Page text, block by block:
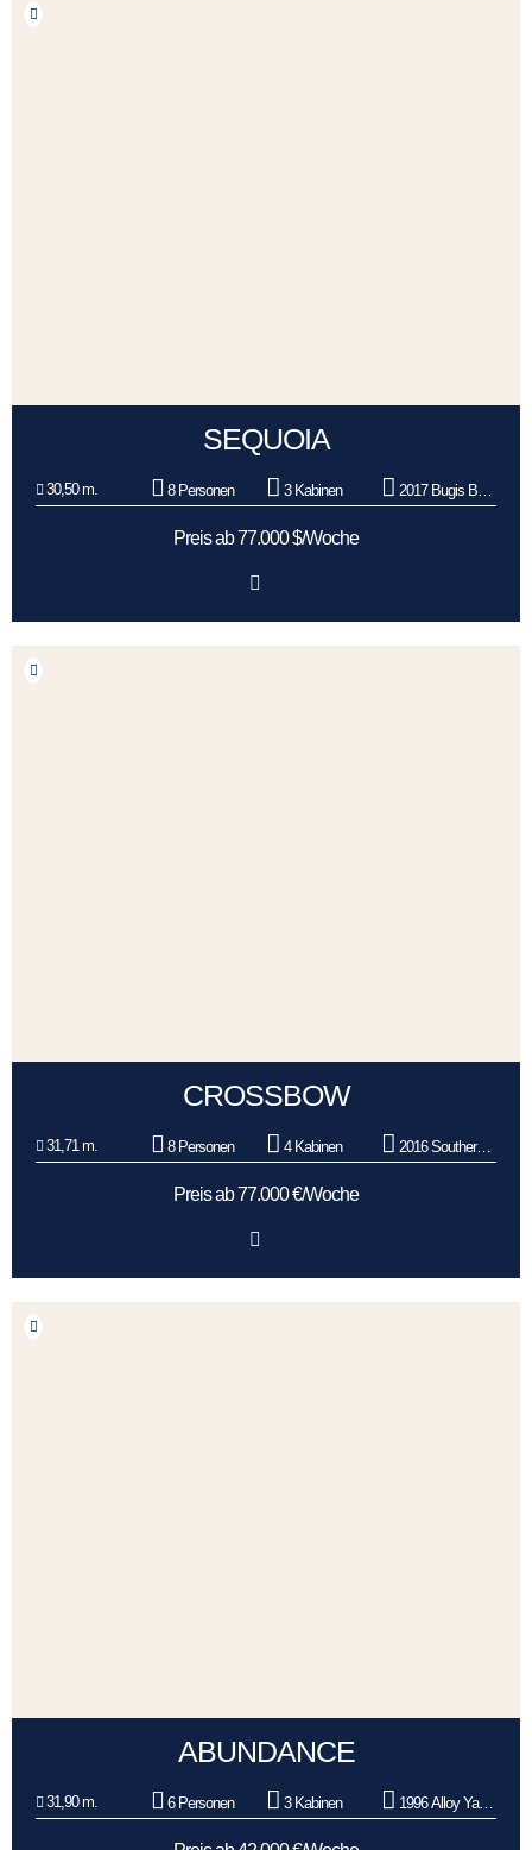
SEQUOIA
30,50 m. 8 Personen 3 Kabinen 2017 Bugis Boat Builders
Preis ab 77.000 $/Woche
CROSSBOW
31,71 m. 8 Personen 4 Kabinen 2016 Southern Wind Shipyard
Preis ab 77.000 €/Woche
ABUNDANCE
31,90 m. 6 Personen 3 Kabinen 1996 Alloy Yachts